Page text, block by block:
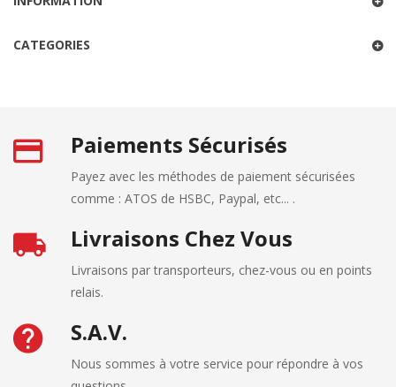
CATEGORIES
Paiements Sécurisés
Payez avec les méthodes de paiement sécurisées
comme : ATOS de HSBC, Paypal, etc... .
Livraisons Chez Vous
Livraisons par transporteurs, chez-vous ou en points
relais.
S.A.V.
Nous sommes à votre service pour répondre à vos